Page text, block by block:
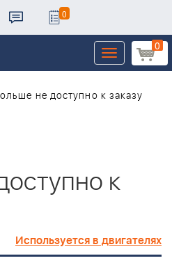
0
0
Toggle
navigation
не доступно к заказу
к
Используется в двигателях